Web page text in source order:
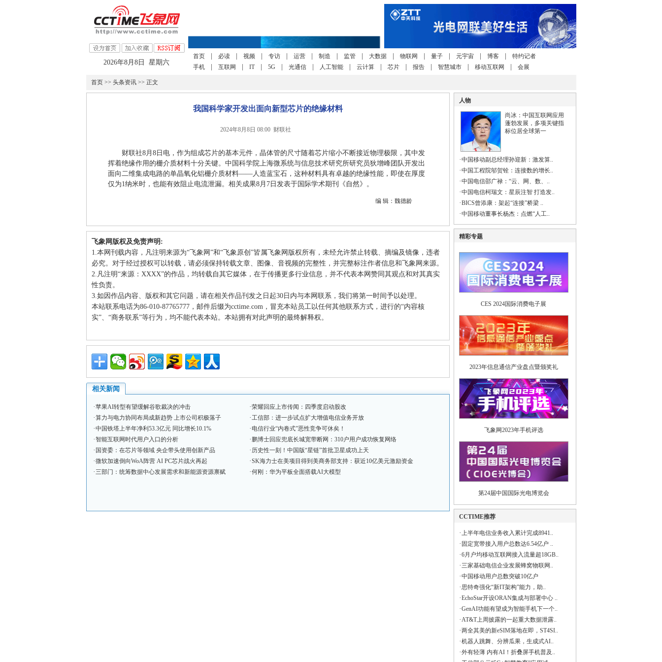
2026年8月8日 星期六
首页 必读 视频 专访 运营 制造 监管 大数据 物联网 量子 元宇宙 博客
特约记者
手机
互联网 IT 5G 光通信 人工智能 云计算 芯片 报告 智慧城市 移动互联网 会展
首页>> 头条资讯>> 正文
我国科学家开发出面向新型芯片的绝缘材料
2024年8月8日 08:00 财联社
财联社8月8日电，作为组成芯片的基本元件，晶体管的尺寸随着芯片缩小不断接近物理极限，其中发
挥着绝缘作用的栅介质材料十分关键。中国科学院上海微系统与信息技术研究所研究员狄增峰团队开发出
面向二维集成电路的单晶氧化铝栅介质材料——人造蓝宝石，这种材料具有卓越的绝缘性能，即使在厚度
仅为1纳米时，也能有效阻止电流泄漏。相关成果8月7日发表于国际学术期刊《自然》。
编 辑：魏德龄
飞象网版权及免责声明:
1.本网刊载内容，凡注明来源为“飞象网”和“飞象原创”皆属飞象网版权所有，未经允许禁止转载、摘编及镜像，违者
必究。对于经过授权可以转载，请必须保持转载文章、图像、音视频的完整性，并完整标注作者信息和飞象网来源。
2.凡注明“来源：XXXX”的作品，均转载自其它媒体，在于传播更多行业信息，并不代表本网赞同其观点和对其真实
性负责。
3.如因作品内容、版权和其它问题，请在相关作品刊发之日起30日内与本网联系，我们将第一时间予以处理。
本站联系电话为86-010-87765777，邮件后缀为cctime.com，冒充本站员工以任何其他联系方式，进行的“内容核
实”、“商务联系”等行为，均不能代表本站。本站拥有对此声明的最终解释权。
相关新闻
·苹果AI转型有望缓解谷歌裁决的冲击 ·荣耀回应上市传闻：四季度启动股改
·算力与电力协同布局成新趋势 上市公司积极落子 ·工信部：进一步试点扩大增值电信业务开放
·中国铁塔上半年净利53.3亿元 同比增长10.1% · 电信行业“内卷式”恶性竞争可休矣！
·智能互联网时代用户入口的分析 · 鹏博士回应兜底长城宽带断网：310户用户成功恢复网络
· 国资委：在芯片等领域 央企带头使用创新产品 · 历史性一刻！中国版“星链”首批卫星成功上天
·微软加速倒向WoA阵营 AI PC芯片战火再起 ·SK海力士在美项目得到美商务部支持：获近10亿美元激励资金
·三部门：统筹数据中心发展需求和新能源资源禀赋 ·何刚：华为平板全面搭载AI大模型
人物
尚冰：中国互联网应用
蓬勃发展，多项关键指
标位居全球第一
·中国移动副总经理孙迎新：激发算..
·中国工程院邬贺铨：连接数的增长..
·中国电信邵广禄：“云、网、数、..
·中国电信柯瑞文：星辰注智 打造发..
·BICS曾添康：架起“连接”桥梁 ..
·中国移动董事长杨杰：点燃“人工..
精彩专题
CES 2024国际消费电子展
2023年信息通信产业盘点暨颁奖礼
飞象网2023年手机评选
第24届中国国际光电博览会
CCTIME推荐
·上半年电信业务收入累计完成8941..
· 固定宽带接入用户总数达6.54亿户 ..
·6月户均移动互联网接入流量超18GB..
·三家基础电信企业发展蜂窝物联网..
·中国移动用户总数突破10亿户
·思特奇强化“新IT架构”能力，助..
·EchoStar开设ORAN集成与部署中心 ..
·GenAI功能有望成为智能手机下一个..
·AT&T上周披露的一起重大数据泄露..
·两全其美的新eSIM落地在即，ST4SI..
·机器人跳舞、分辨瓜果，生成式AI..
·外有轻薄 内有AI！折叠屏手机普及..